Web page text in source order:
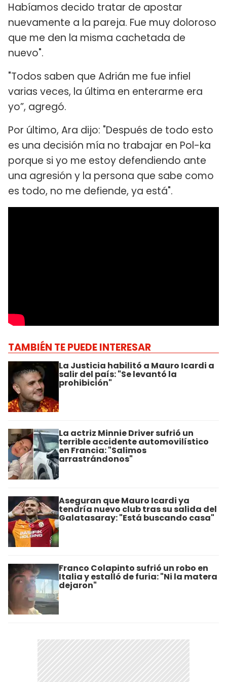
Habíamos decido tratar de apostar
nuevamente a la pareja. Fue muy doloroso
que me den la misma cachetada de
nuevo".
"Todos saben que Adrián me fue infiel
varias veces, la última en enterarme era
yo”, agregó.
Por último, Ara dijo: "Después de todo esto
es una decisión mía no trabajar en Pol-ka
porque si yo me estoy defendiendo ante
una agresión y la persona que sabe como
es todo, no me defiende, ya está".
TAMBIÉN TE PUEDE INTERESAR
La Justicia habilitó a Mauro Icardi a
salir del país: "Se levantó la
prohibición"
La actriz Minnie Driver sufrió un
terrible accidente automovilístico
en Francia: "Salimos
arrastrándonos"
Aseguran que Mauro Icardi ya
tendría nuevo club tras su salida del
Galatasaray: "Está buscando casa"
Franco Colapinto sufrió un robo en
Italia y estalló de furia: "Ni la matera
dejaron"